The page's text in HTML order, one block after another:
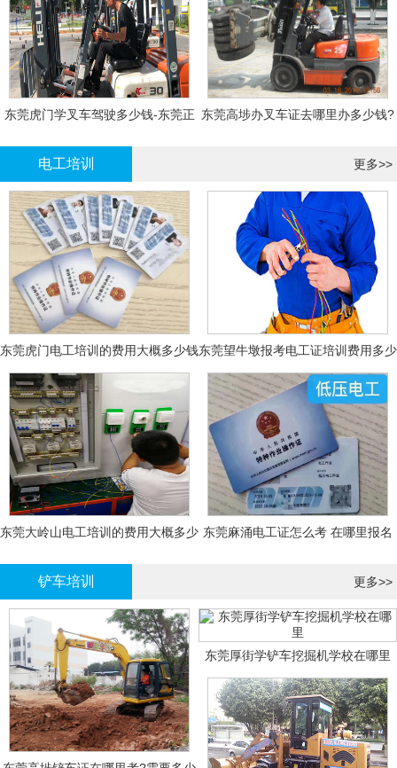
东莞虎门学叉车驾驶多少钱-东莞正 东莞高埗办叉车证去哪里办多少钱?
电工培训 更多>>
东莞虎门电工培训的费用大概多少钱东莞望牛墩报考电工证培训费用多少
钱
东莞大岭山电工培训的费用大概多少 东莞麻涌电工证怎么考 在哪里报名
铲车培训 更多>>
东莞厚街学铲车挖掘机学校在哪里